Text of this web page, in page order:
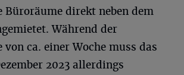
Büroräume direkt neben dem
Während der
von ca. einer Woche muss das
2023 allerdings